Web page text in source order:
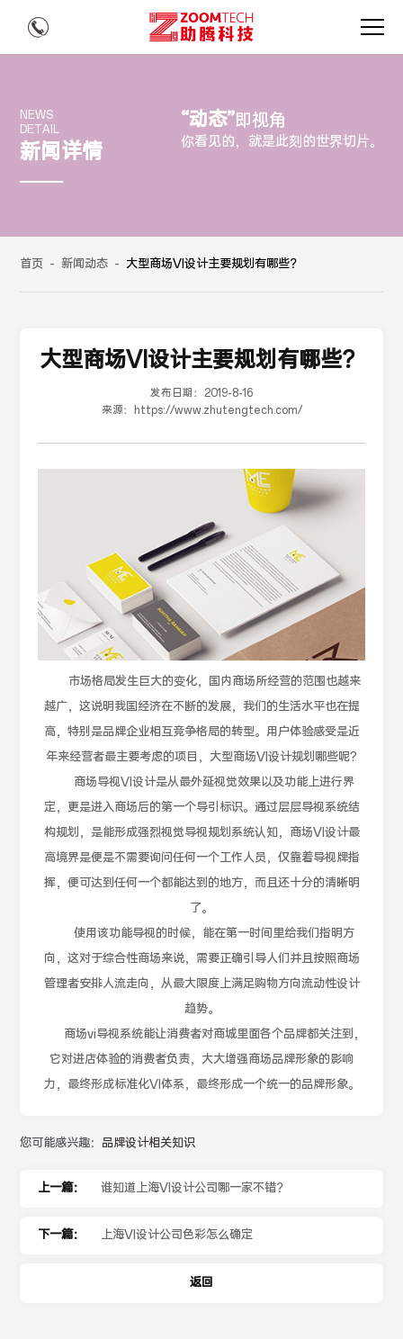
NEWS
DETAIL
新闻详情
“动态”即视角
你看见的，就是此刻的世界切片。
首页 - 新闻动态 - 大型商场VI设计主要规划有哪些？
大型商场VI设计主要规划有哪些？
发布日期： 2019-8-16
来源：
https://www.zhutengtech.com/
市场格局发生巨大的变化，国内商场所经营的范围也越来
越广，这说明我国经济在不断的发展，我们的生活水平也在提
高，特别是品牌企业相互竞争格局的转型。用户体验感受是近
年来经营者最主要考虑的项目，大型商场VI设计规划哪些呢?
商场导视VI设计是从最外延视觉效果以及功能上进行界
定，更是进入商场后的第一个导引标识。通过层层导视系统结
构规划，是能形成强烈视觉导视规划系统认知，商场VI设计最
高境界是便是不需要询问任何一个工作人员，仅靠着导视牌指
挥，便可达到任何一个都能达到的地方，而且还十分的清晰明
了。
使用该功能导视的时候，能在第一时间里给我们指明方
向，这对于综合性商场来说，需要正确引导人们并且按照商场
管理者安排人流走向，从最大限度上满足购物方向流动性设计
趋势。
商场vi导视系统能让消费者对商城里面各个品牌都关注到，
它对进店体验的消费者负责，大大增强商场品牌形象的影响
力，最终形成标准化VI体系，最终形成一个统一的品牌形象。
您可能感兴趣： 品牌设计相关知识
上一篇： 谁知道上海VI设计公司哪一家不错？
下一篇： 上海VI设计公司色彩怎么确定
返回